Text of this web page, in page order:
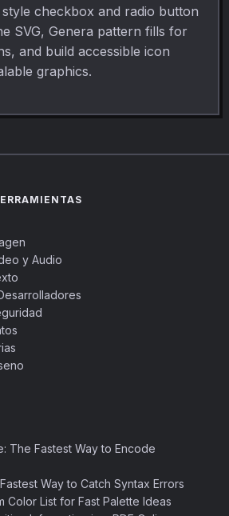
checkbox and radio button
SVG, Genera pattern fills for
and build accessible icon
graphics.
y Audio
The Fastest Way to Encode
Way to Catch Syntax Errors
Color List for Fast Palette Ideas